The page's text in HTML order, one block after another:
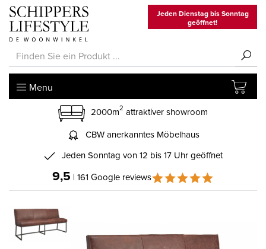
Jeden Dienstag bis Sonntag
geöffnet!
Menu
2000m2 attraktiver showroom
CBW anerkanntes Möbelhaus
Jeden Sonntag von 12 bis 17 Uhr geöffnet
9,5 | 161 Google reviews